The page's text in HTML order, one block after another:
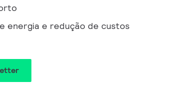
energia e redução de custos